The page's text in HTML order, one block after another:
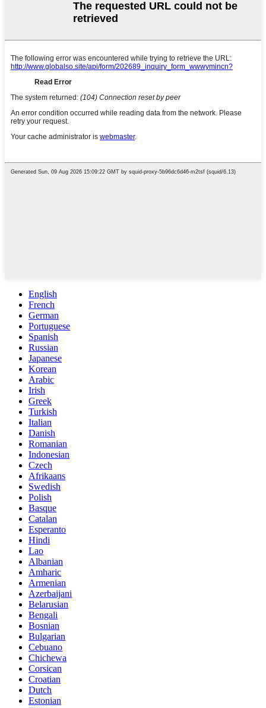
English
French
German
Portuguese
Spanish
Russian
Japanese
Korean
Arabic
Irish
Greek
Turkish
Italian
Danish
Romanian
Indonesian
Czech
Afrikaans
Swedish
Polish
Basque
Catalan
Esperanto
Hindi
Lao
Albanian
Amharic
Armenian
Azerbaijani
Belarusian
Bengali
Bosnian
Bulgarian
Cebuano
Chichewa
Corsican
Croatian
Dutch
Estonian